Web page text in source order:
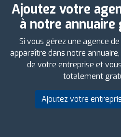
Ajoutez votre
à notre
Si vous gérez une agence
apparaître dans notre
de votre entreprise et
totalement
Ajoutez votre